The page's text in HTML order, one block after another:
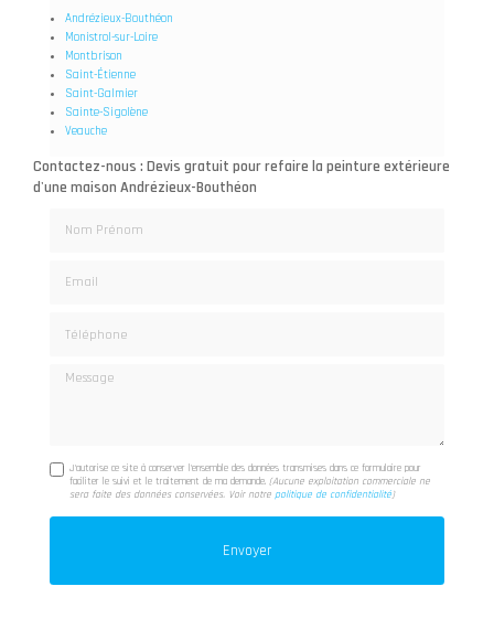
Andrézieux-Bouthéon
Monistrol-sur-Loire
Montbrison
Saint-Étienne
Saint-Galmier
Sainte-Sigolène
Veauche
Contactez-nous : Devis gratuit pour refaire la peinture extérieure
d'une maison Andrézieux-Bouthéon
Message
J'autorise ce site à conserver l'ensemble des données transmises dans ce formulaire pour
faciliter le suivi et le traitement de ma demande.(Aucune exploitation commerciale ne
sera faite des données conservées. Voir notrepolitique de confidentialité)